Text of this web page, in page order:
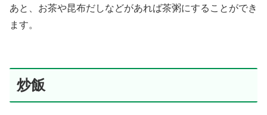
あと、お茶や昆布だしなどがあれば茶粥にすることができ
ます。
炒飯